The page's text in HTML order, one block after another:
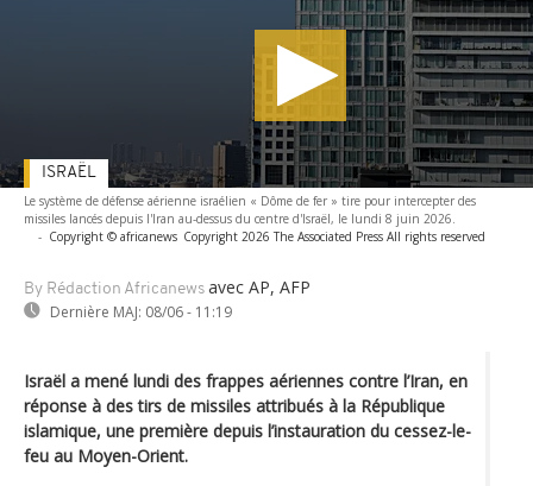
Le système de défense aérienne israélien « Dôme de fer » tire pour intercepter des
missiles lancés depuis l'Iran au-dessus du centre d'Israël, le lundi 8 juin 2026.
- Copyright © africanews Copyright 2026 The Associated Press All rights reserved
By Rédaction Africanews avec AP, AFP
Dernière MAJ: 08/06 - 11:19
ISRAËL
Israël a mené lundi des frappes aériennes contre l’Iran, en
réponse à des tirs de missiles attribués à la République
islamique, une première depuis l’instauration du cessez-le-
feu au Moyen-Orient.